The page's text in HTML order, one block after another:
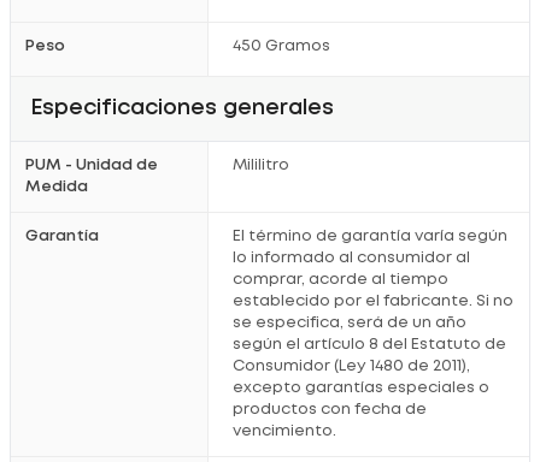
Peso 450 Gramos
Especificaciones generales
PUM - Unidad de
Medida
Mililitro
Garantía
El término de garantía varía según
lo informado al consumidor al
comprar, acorde al tiempo
establecido por el fabricante. Si no
se especifica, será de un año
según el artículo 8 del Estatuto de
Consumidor (Ley 1480 de 2011),
excepto garantías especiales o
productos con fecha de
vencimiento.